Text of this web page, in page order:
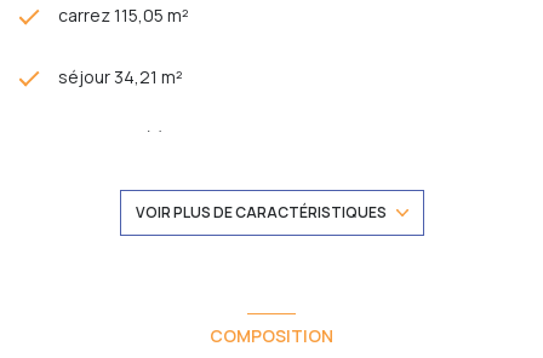
carrez 115,05 m²
séjour 34,21 m²
3 chambre(s)
VOIR PLUS DE CARACTÉRISTIQUES
COMPOSITION